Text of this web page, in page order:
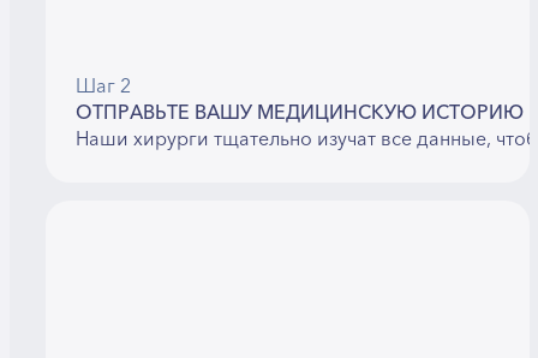
Шаг 2
ОТПРАВЬТЕ ВАШУ МЕДИЦИНСКУЮ ИСТОРИЮ
Наши хирурги тщательно изучат все данные,